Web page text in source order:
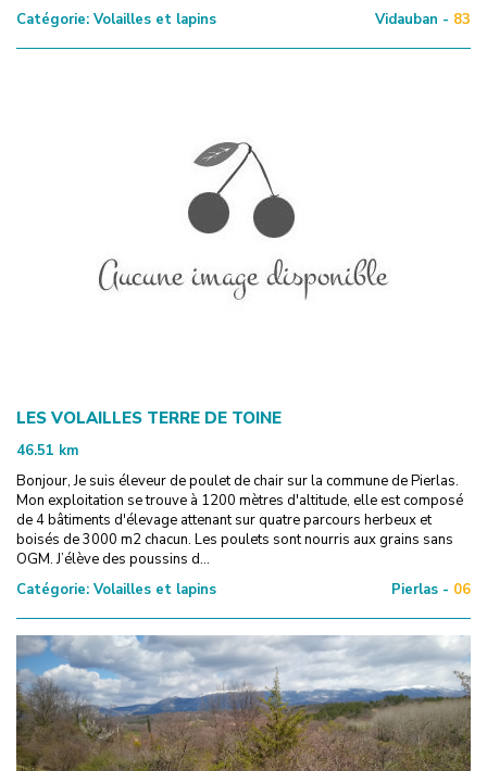
Catégorie: Volailles et lapins Vidauban - 83
LES VOLAILLES TERRE DE TOINE
46.51 km
Bonjour, Je suis éleveur de poulet de chair sur la commune de Pierlas.
Mon exploitation se trouve à 1200 mètres d'altitude, elle est composé
de 4 bâtiments d'élevage attenant sur quatre parcours herbeux et
boisés de 3000 m2 chacun. Les poulets sont nourris aux grains sans
OGM. J’élève des poussins d...
Catégorie: Volailles et lapins Pierlas - 06